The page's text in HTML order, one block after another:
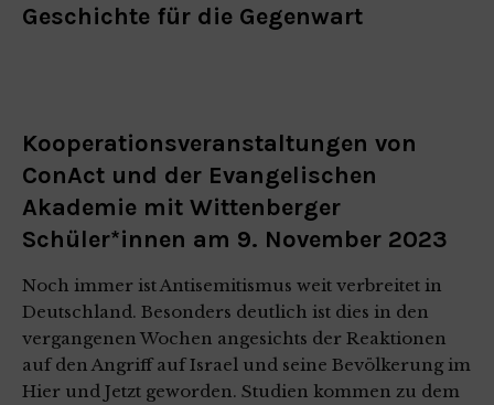
Geschichte für die Gegenwart
Kooperationsveranstaltungen von
ConAct und der Evangelischen
Akademie mit Wittenberger
Schüler*innen am 9. November 2023
Noch immer ist Antisemitismus weit verbreitet in
Deutschland. Besonders deutlich ist dies in den
vergangenen Wochen angesichts der Reaktionen
auf den Angriff auf Israel und seine Bevölkerung im
Hier und Jetzt geworden. Studien kommen zu dem